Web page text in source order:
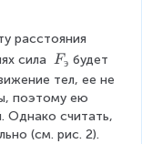
расстояния
сила F
_
э
Fэ будет
тел, ее не
поэтому ею
Однако считать,
(см. рис. 2).